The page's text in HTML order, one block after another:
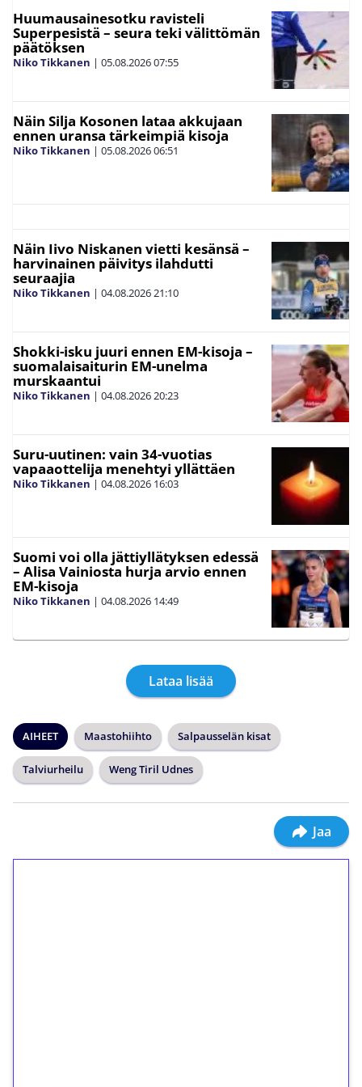
Huumausainesotku ravisteli
Superpesistä – seura teki välittömän
päätöksen
Niko Tikkanen | 05.08.202607:55
Näin Silja Kosonen lataa akkujaan
ennen uransa tärkeimpiä kisoja
Niko Tikkanen | 05.08.202606:51
Näin Iivo Niskanen vietti kesänsä –
harvinainen päivitys ilahdutti
seuraajia
Niko Tikkanen | 04.08.202621:10
Shokki-isku juuri ennen EM-kisoja –
suomalaisaiturin EM-unelma
murskaantui
Niko Tikkanen | 04.08.202620:23
Suru-uutinen: vain 34-vuotias
vapaaottelija menehtyi yllättäen
Niko Tikkanen | 04.08.2026 16:03
Suomi voi olla jättiyllätyksen edessä
– Alisa Vainiosta hurja arvio ennen
EM-kisoja
Niko Tikkanen | 04.08.2026 14:49
Lataa lisää
AIHEET Maastohiihto Salpausselän kisat
Talviurheilu Weng Tiril Udnes
Jaa